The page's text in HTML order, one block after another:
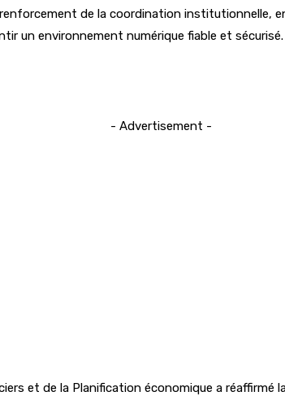
de la coordination institutionnelle,
un environnement numérique fiable et sécurisé.
- Advertisement -
et de la Planification économique a